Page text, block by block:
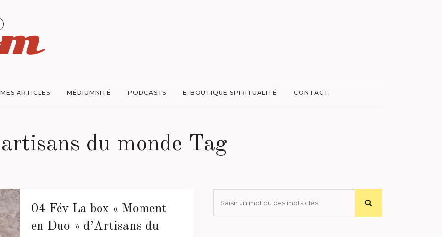
MES ARTICLES MÉDIUMNITÉ PODCASTS E-BOUTIQUE SPIRITUALITÉ CONTACT
artisans du monde Tag
04 Fév La box « Moment
en Duo » d’Artisans du